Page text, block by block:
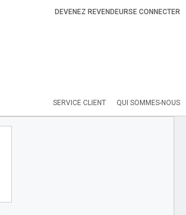
DEVENEZ REVENDEURSE CONNECTER
SERVICE CLIENT QUI SOMMES-NOUS